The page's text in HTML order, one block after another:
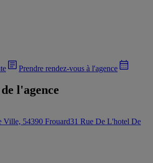
Prendre rendez-vous à l'agence
l'agence
Ville, 54390 Frouard31 Rue De L'hotel De